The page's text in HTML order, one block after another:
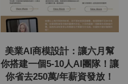
美業AI商模設計：讓六月幫
你搭建一個5-10人AI團隊！讓
你省去250萬/年薪資發放！